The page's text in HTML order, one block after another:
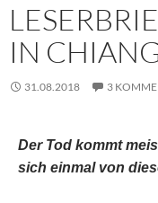
IN
31.08.2018 3
Der Tod kommt
sich einmal von